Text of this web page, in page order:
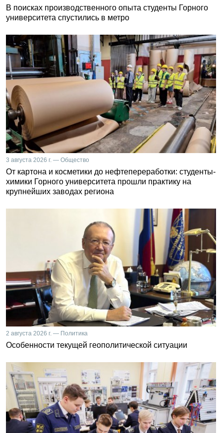
В поисках производственного опыта студенты Горного
университета спустились в метро
3 августа 2026 г. — Общество
От картона и косметики до нефтепереработки: студенты-
химики Горного университета прошли практику на
крупнейших заводах региона
2 августа 2026 г. — Политика
Особенности текущей геополитической ситуации